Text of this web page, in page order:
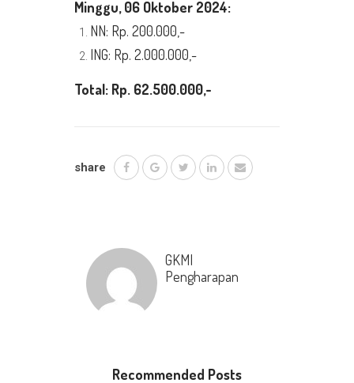
Minggu, 06 Oktober 2024:
NN: Rp. 200.000,-
ING: Rp. 2.000.000,-
Total: Rp. 62.500.000,-
share
GKMI
Pengharapan
Recommended Posts